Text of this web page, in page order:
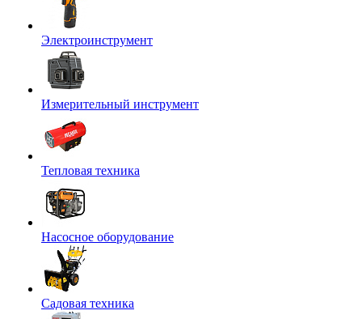
Электроинструмент
Измерительный инструмент
Тепловая техника
Насосное оборудование
Садовая техника